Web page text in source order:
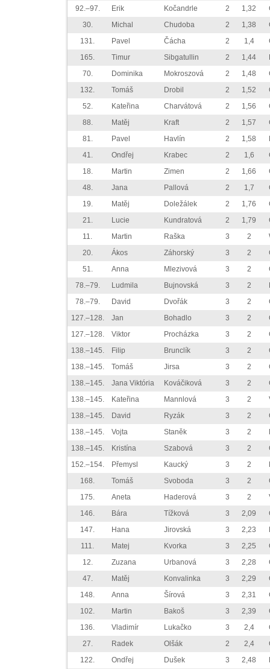
92.–97. Erik Kočandrle 2 1,32
30.
Michal Chudoba 2 1,38
131.
Pavel Čácha 2 1,4
165.
Timur Sibgatullin 2 1,44
70.
Dominika Mokroszová 2 1,48
132.
Tomáš Drobil 2 1,52
52.
Kateřina Charvátová 2 1,56
88.
Matěj Kraft 2 1,57
81.
Pavel Havlín 2 1,58
41.
Ondřej Krabec 2 1,6
18.
Martin Zimen 2 1,66
48.
Jana Pallová 2 1,7
19.
Matěj Doležálek 2 1,76
21.
Lucie Kundratová 2 1,79
11.
Martin Raška 3 2
20.
Ákos Záhorský 3 2
51.
Anna Mlezivová 3 2
78.–79.
Ludmila Bujnovská 3 2
78.–79.
David Dvořák 3 2
127.–128.
Jan Bohadlo 3 2
127.–128.
Viktor Procházka 3 2
138.–145.
Filip Brunclík 3 2
138.–145.
Tomáš Jirsa 3 2
138.–145.
Jana Viktória Kováčiková 3 2
138.–145.
Kateřina Mannlová 3 2
138.–145.
David Ryzák 3 2
138.–145.
Vojta Staněk 3 2
138.–145.
Kristína Szabová 3 2
152.–154.
Přemysl Kaucký 3 2
168.
Tomáš Svoboda 3 2
175.
Aneta Haderová 3 2
146.
Bára Tížková 3 2,09
147.
Hana Jirovská 3 2,23
111.
Matej Kvorka 3 2,25
12.
Zuzana Urbanová 3 2,28
47.
Matěj Konvalinka 3 2,29
148.
Anna Šírová 3 2,31
102.
Martin Bakoš 3 2,39
136.
Vladimír Lukačko 3 2,4
27.
Radek Olšák 2 2,4
122.
Ondřej Dušek 3 2,48